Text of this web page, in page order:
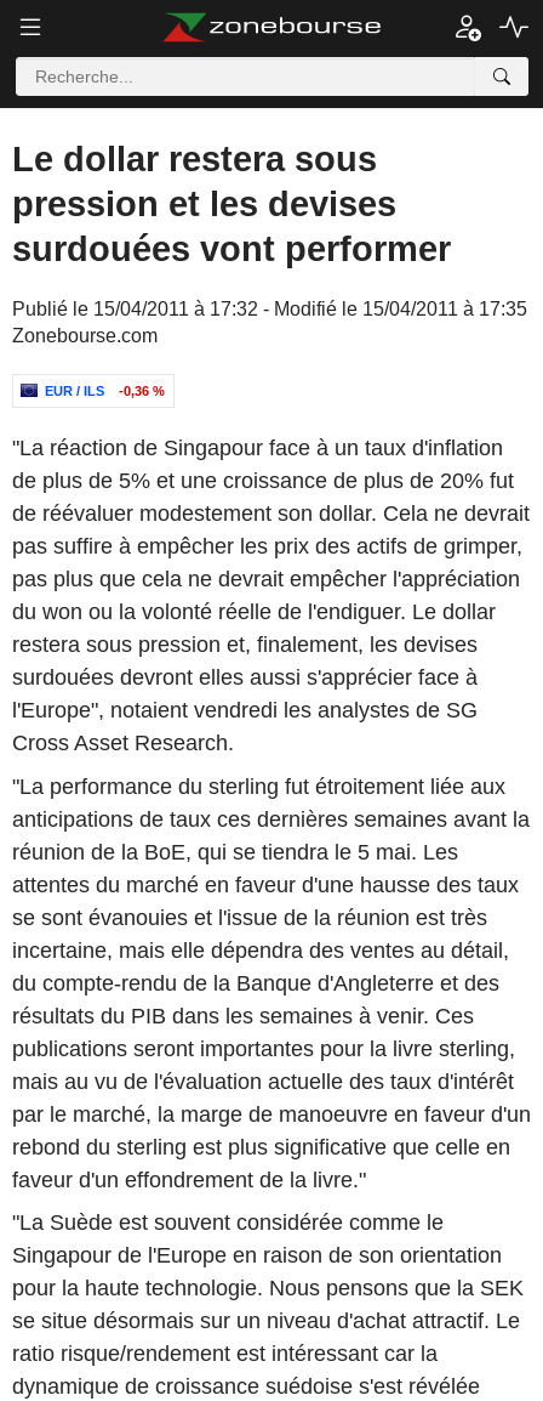
Le dollar restera sous
pression et les devises
surdouées vont performer
Publié le 15/04/2011 à 17:32 - Modifié le 15/04/2011 à 17:35
Zonebourse.com
EUR / ILS -0,36 %
"La réaction de Singapour face à un taux d'inflation
de plus de 5% et une croissance de plus de 20% fut
de réévaluer modestement son dollar. Cela ne devrait
pas suffire à empêcher les prix des actifs de grimper,
pas plus que cela ne devrait empêcher l'appréciation
du won ou la volonté réelle de l'endiguer. Le dollar
restera sous pression et, finalement, les devises
surdouées devront elles aussi s'apprécier face à
l'Europe", notaient vendredi les analystes de SG
Cross Asset Research.
"La performance du sterling fut étroitement liée aux
anticipations de taux ces dernières semaines avant la
réunion de la BoE, qui se tiendra le 5 mai. Les
attentes du marché en faveur d'une hausse des taux
se sont évanouies et l'issue de la réunion est très
incertaine, mais elle dépendra des ventes au détail,
du compte-rendu de la Banque d'Angleterre et des
résultats du PIB dans les semaines à venir. Ces
publications seront importantes pour la livre sterling,
mais au vu de l'évaluation actuelle des taux d'intérêt
par le marché, la marge de manoeuvre en faveur d'un
rebond du sterling est plus significative que celle en
faveur d'un effondrement de la livre."
"La Suède est souvent considérée comme le
Singapour de l'Europe en raison de son orientation
pour la haute technologie. Nous pensons que la SEK
se situe désormais sur un niveau d'achat attractif. Le
ratio risque/rendement est intéressant car la
dynamique de croissance suédoise s'est révélée